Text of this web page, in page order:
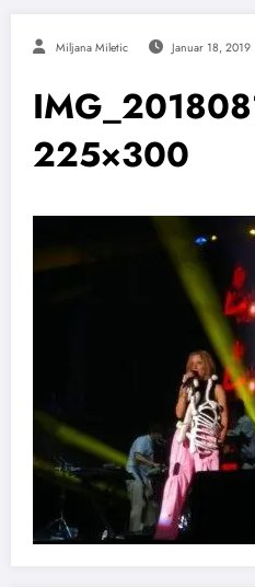
Miljana Miletic Januar 18, 2019
225×300